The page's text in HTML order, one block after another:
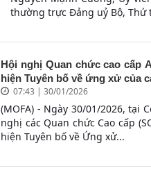
thường trực Đảng uỷ Bộ, Thứ
Hội nghị Quan chức cao cấp
hiện Tuyên bố về ứng xử của
07:43 | 30/01/2026
(MOFA) - Ngày 30/01/2026, tại
nghị các Quan chức Cao cấp
hiện Tuyên bố về Ứng xử...